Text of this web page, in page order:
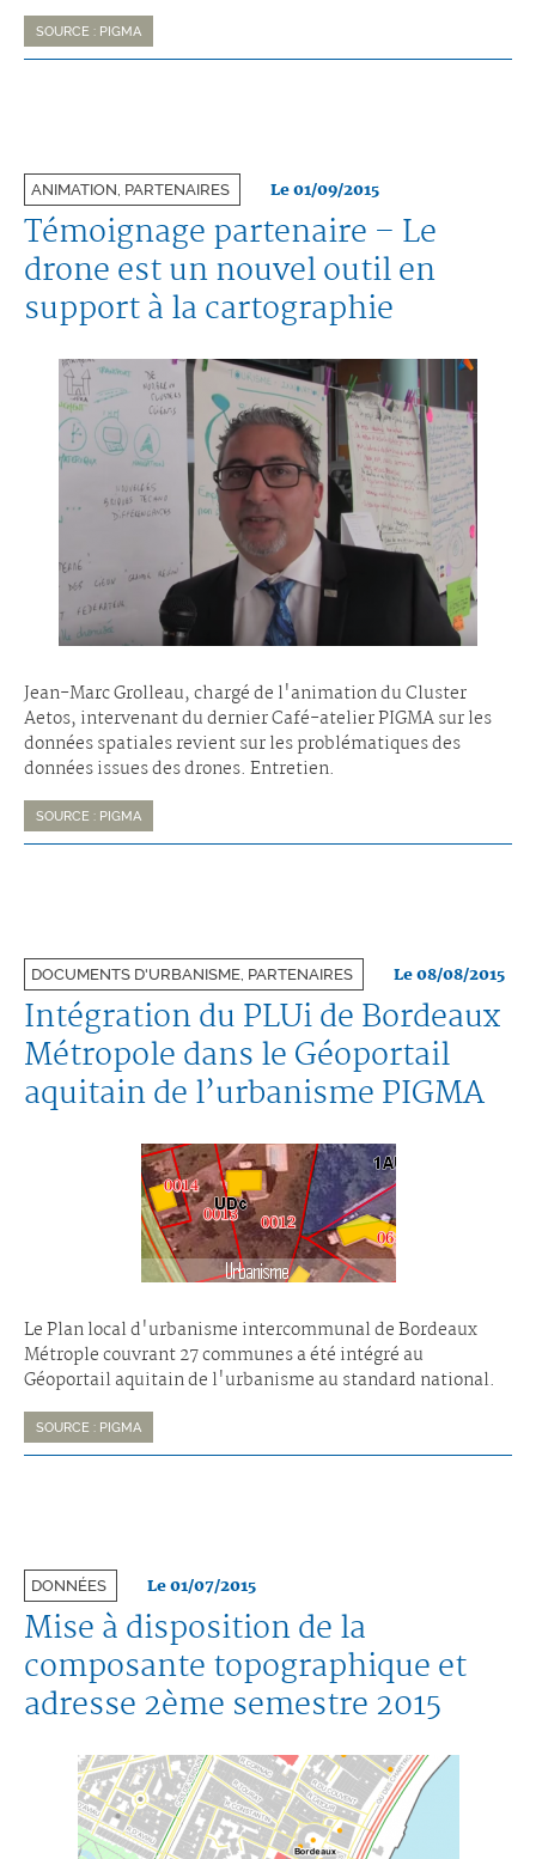
SOURCE : PIGMA
ANIMATION, PARTENAIRES Le 01/09/2015
Témoignage partenaire – Le
drone est un nouvel outil en
support à la cartographie
Jean-Marc Grolleau, chargé de l'animation du Cluster
Aetos, intervenant du dernier Café-atelier PIGMA sur les
données spatiales revient sur les problématiques des
données issues des drones. Entretien.
SOURCE : PIGMA
DOCUMENTS D'URBANISME, PARTENAIRES Le 08/08/2015
Intégration du PLUi de Bordeaux
Métropole dans le Géoportail
aquitain de l’urbanisme PIGMA
Le Plan local d'urbanisme intercommunal de Bordeaux
Métrople couvrant 27 communes a été intégré au
Géoportail aquitain de l'urbanisme au standard national.
SOURCE : PIGMA
DONNÉES Le 01/07/2015
Mise à disposition de la
composante topographique et
adresse 2ème semestre 2015